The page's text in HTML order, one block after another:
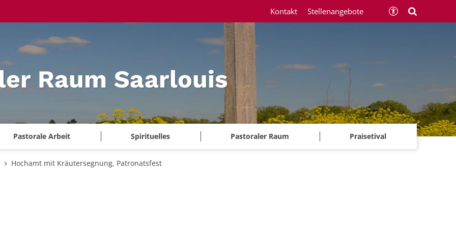
Raum Saarlouis
Pastorale Arbeit Spirituelles Pastoraler Raum Praisetival
Kontakt Stellenangebote
Hochamt mit Kräutersegnung, Patronatsfest